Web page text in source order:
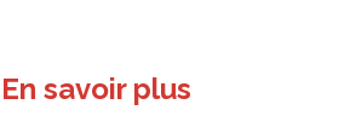
En savoir plus